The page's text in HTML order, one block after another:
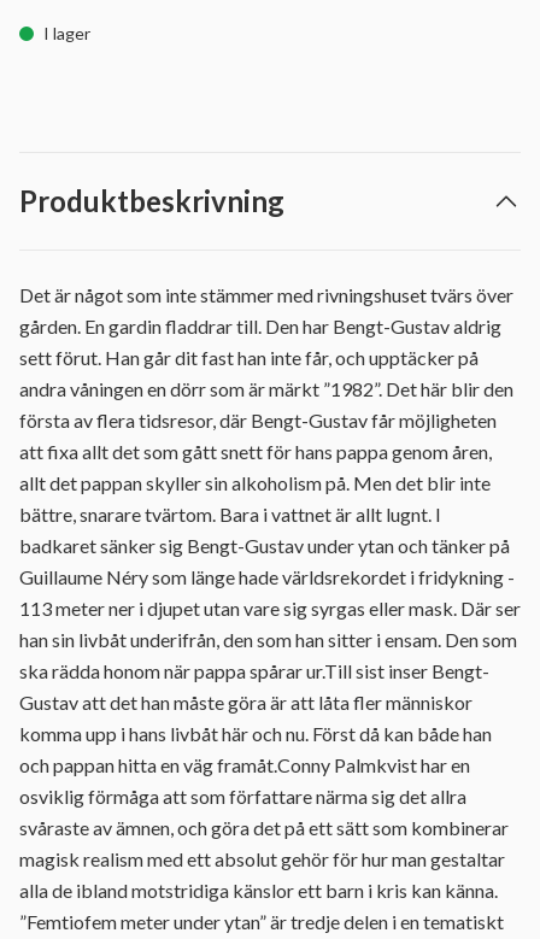
I lager
Produktbeskrivning
Det är något som inte stämmer med rivningshuset tvärs över
gården. En gardin fladdrar till. Den har Bengt-Gustav aldrig
sett förut. Han går dit fast han inte får, och upptäcker på
andra våningen en dörr som är märkt ”1982”. Det här blir den
första av flera tidsresor, där Bengt-Gustav får möjligheten
att fixa allt det som gått snett för hans pappa genom åren,
allt det pappan skyller sin alkoholism på. Men det blir inte
bättre, snarare tvärtom. Bara i vattnet är allt lugnt. I
badkaret sänker sig Bengt-Gustav under ytan och tänker på
Guillaume Néry som länge hade världsrekordet i fridykning -
113 meter ner i djupet utan vare sig syrgas eller mask. Där ser
han sin livbåt underifrån, den som han sitter i ensam. Den som
ska rädda honom när pappa spårar ur.Till sist inser Bengt-
Gustav att det han måste göra är att låta fler människor
komma upp i hans livbåt här och nu. Först då kan både han
och pappan hitta en väg framåt.Conny Palmkvist har en
osviklig förmåga att som författare närma sig det allra
svåraste av ämnen, och göra det på ett sätt som kombinerar
magisk realism med ett absolut gehör för hur man gestaltar
alla de ibland motstridiga känslor ett barn i kris kan känna.
”Femtiofem meter under ytan” är tredje delen i en tematiskt